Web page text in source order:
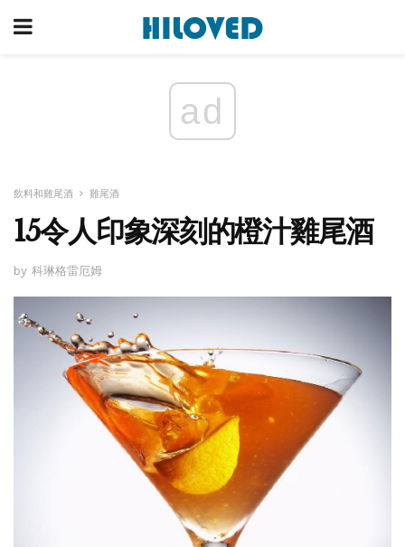
ad
飲料和雞尾酒 雞尾酒
15令人印象深刻的橙汁雞尾酒
by 科琳格雷厄姆